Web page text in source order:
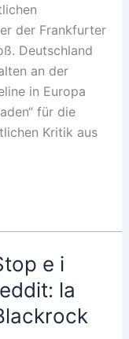
der Frankfurter
Deutschland
an der
in Europa
für die
Kritik aus
e i
la